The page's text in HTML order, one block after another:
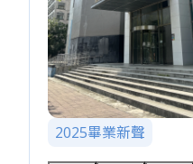
2025畢業新聲